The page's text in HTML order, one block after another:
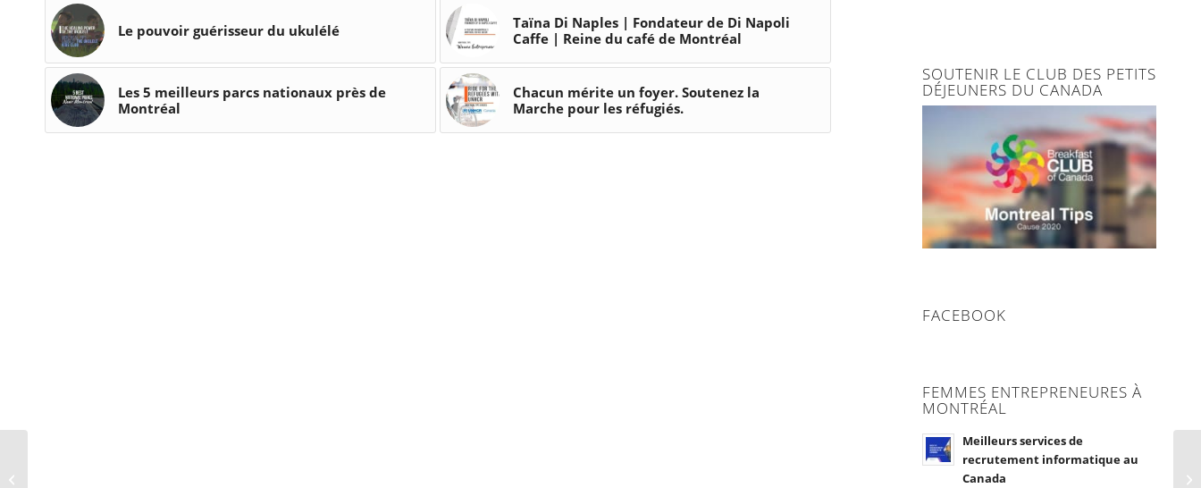
Le pouvoir guérisseur du ukulélé
Taïna Di Naples | Fondateur de Di Napoli
Caffe | Reine du café de Montréal
Les 5 meilleurs parcs nationaux près de
Montréal
Chacun mérite un foyer. Soutenez la
Marche pour les réfugiés.
SOUTENIR LE CLUB DES PETITS
DÉJEUNERS DU CANADA
FACEBOOK
FEMMES ENTREPRENEURES À
MONTRÉAL
Meilleurs services de
recrutement informatique au
Canada